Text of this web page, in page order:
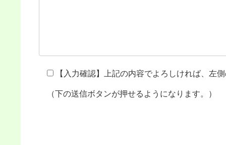
【入力確認】上記の内容でよろしければ、左
（下の送信ボタンが押せるようになります。）